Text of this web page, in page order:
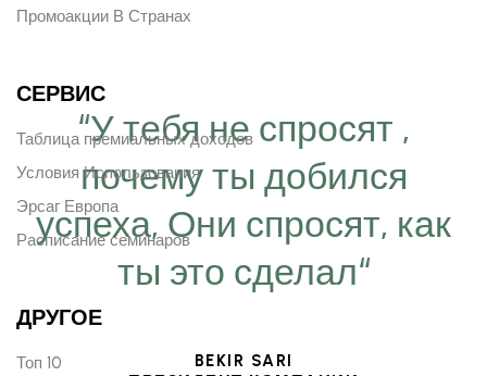
“У тебя не спросят ,
почему ты добился
успеха, Они спросят, как
ты это сделал“
BEKIR SARI
Промоакции В Странах
СЕРВИС
Таблица премиальных доходов
Условия Использования
Эрсаг Европа
Расписание семинаров
ДРУГОЕ
Топ 10